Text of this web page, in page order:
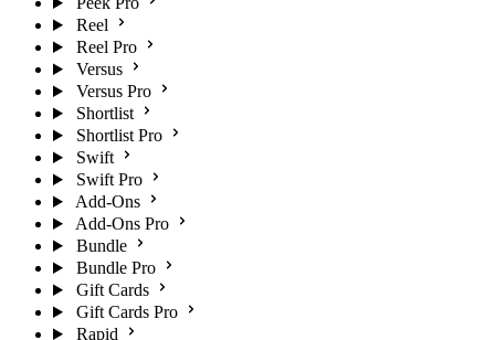
Reel
Reel Pro
Versus
Versus Pro
Shortlist
Shortlist Pro
Swift
Swift Pro
Add-Ons
Add-Ons Pro
Bundle
Bundle Pro
Gift Cards
Gift Cards Pro
Rapid